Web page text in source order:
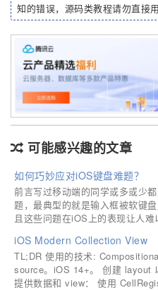
知的错误，源码类教程请勿直接
可能感兴趣的文章
如何巧妙应对iOS键盘难题？
前言写过移动端的同学或多或少
题，最典型的就是输入框被软键
且这些问题在iOS上的表现让人
iOS Modern Collection View
TL;DR 使用的技术:
source。iOS 14+。 创建 layout
提供数据和 view： 使用